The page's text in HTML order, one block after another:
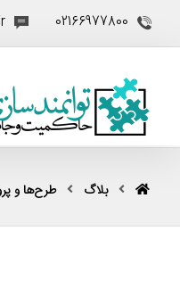
02166977800
بلاگ طرح‌ها و